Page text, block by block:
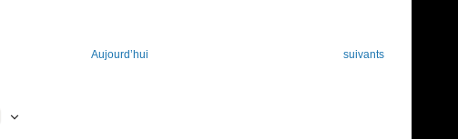
Aujourd’hui Évènements
suivants